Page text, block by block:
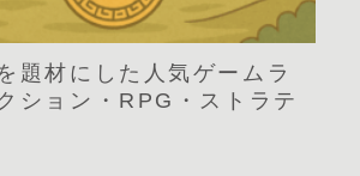
題材にした人気ゲームラ
ション・RPG・ストラテ